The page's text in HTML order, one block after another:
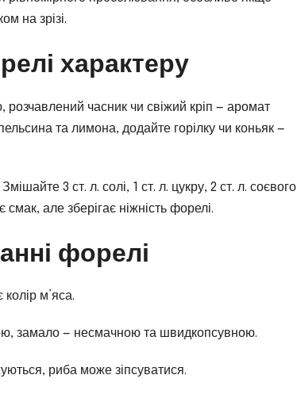
на зрізі.
характеру
розчавлений часник чи свіжий кріп — аромат
та лимона, додайте горілку чи коньяк —
3 ст. л. солі, 1 ст. л. цукру, 2 ст. л. соєвого
але зберігає ніжність форелі.
форелі
м’яса.
замало — несмачною та швидкопсувною.
риба може зіпсуватися.